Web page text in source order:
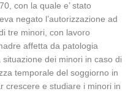
con la quale e’ stato
negato l’autorizzazione ad
tre minori, con lavoro
affetta da patologia
dei minori in caso di
temporale del soggiorno in
crescere e studiare i minori in